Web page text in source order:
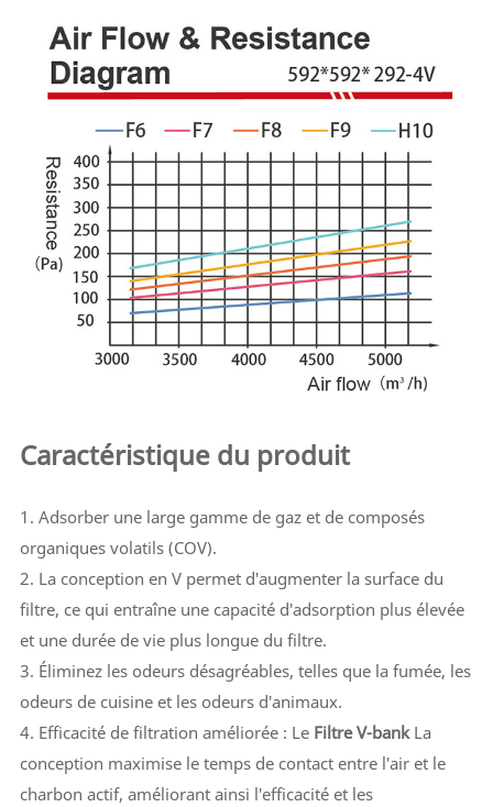
Caractéristique du produit
1. Adsorber une large gamme de gaz et de composés
organiques volatils (COV).
2. La conception en V permet d'augmenter la surface du
filtre, ce qui entraîne une capacité d'adsorption plus élevée
et une durée de vie plus longue du filtre.
3. Éliminez les odeurs désagréables, telles que la fumée, les
odeurs de cuisine et les odeurs d'animaux.
4. Efficacité de filtration améliorée : Le Filtre V-bankLa
conception maximise le temps de contact entre l'air et le
charbon actif, améliorant ainsi l'efficacité et les